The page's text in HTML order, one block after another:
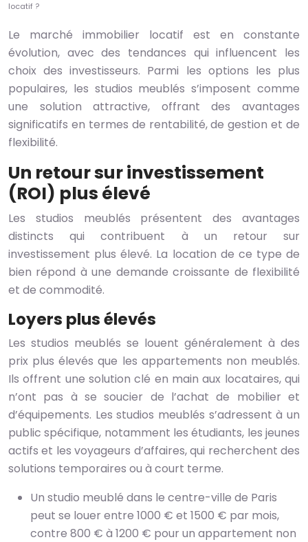
locatif ?
Le marché immobilier locatif est en constante
évolution, avec des tendances qui influencent les
choix des investisseurs. Parmi les options les plus
populaires, les studios meublés s’imposent comme
une solution attractive, offrant des avantages
significatifs en termes de rentabilité, de gestion et de
flexibilité.
Un retour sur investissement
(ROI) plus élevé
Les studios meublés présentent des avantages
distincts qui contribuent à un retour sur
investissement plus élevé. La location de ce type de
bien répond à une demande croissante de flexibilité
et de commodité.
Loyers plus élevés
Les studios meublés se louent généralement à des
prix plus élevés que les appartements non meublés.
Ils offrent une solution clé en main aux locataires, qui
n’ont pas à se soucier de l’achat de mobilier et
d’équipements. Les studios meublés s’adressent à un
public spécifique, notamment les étudiants, les jeunes
actifs et les voyageurs d’affaires, qui recherchent des
solutions temporaires ou à court terme.
Un studio meublé dans le centre-ville de Paris
peut se louer entre 1000 € et 1500 € par mois,
contre 800 € à 1200 € pour un appartement non